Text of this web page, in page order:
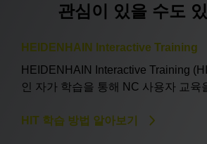
관심이 있을 수도
HEIDENHAIN Interactive Training
HEIDENHAIN Interactive Training
인 자가 학습을 통해 NC 사용자 교육
HIT 학습 방법 알아보기